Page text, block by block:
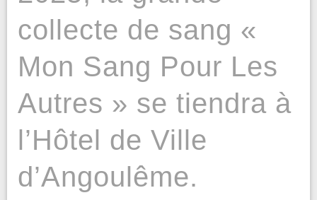
collecte de sang «
Mon Sang Pour Les
Autres » se tiendra à
l’Hôtel de Ville
d’Angoulême.